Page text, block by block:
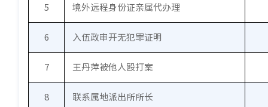
5 境外远程身份证亲属代办理
6 入伍政审开无犯罪证明
7 王丹萍被他人殴打案
8 联系属地派出所所长